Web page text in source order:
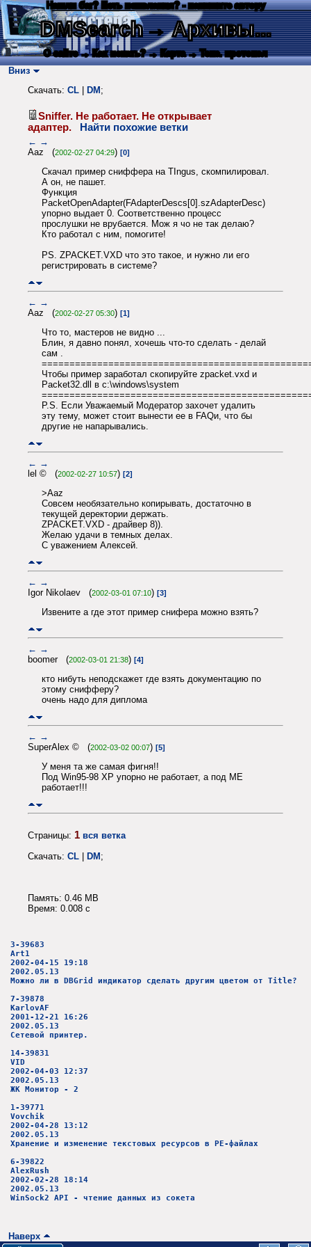
Нашли баг? Есть пожелания? - напишите автору
DMSearch→ Архивы...
О сайте → Как искать? → Карта → Текс. протокол
Вниз
Скачать: CL DM ;
Sniffer. Не работает. Не открывает
адаптер.
Найти похожие ветки
← →
Aaz (2002-02-27 04:29) [0]
Скачал пример сниффера на ТIngus, скомпилировал.
А он, не пашет.
Функция
PacketOpenAdapter(FAdapterDescs[0].szAdapterDesc)
упорно выдает 0. Соответственно процесс
прослушки не врубается. Мож я чо не так делаю?
Кто работал с ним, помогите!
PS. ZPACKET.VXD что это такое, и нужно ли его
регистрировать в системе?
← →
Aaz (2002-02-27 05:30) [1]
Что то, мастеров не видно ...
Блин, я давно понял, хочешь что-то сделать - делай
сам .
Чтобы пример заработал скопируйте zpacket.vxd и
Packet32.dll в c:\windows\system
P.S. Если Уважаемый Модератор захочет удалить
эту тему, может стоит вынести ее в FAQи, что бы
другие не напарывались.
← →
lel © (2002-02-27 10:57) [2]
>Aaz
Совсем необязательно копирывать, достаточно в
текущей деректории держать.
ZPACKET.VXD - драйвер 8)).
Желаю удачи в темных делах.
С уважением Алексей.
← →
Igor Nikolaev (2002-03-01 07:10) [3]
Извените а где этот пример снифера можно взять?
← →
boomer (2002-03-01 21:38) [4]
кто нибуть неподскажет где взять документацию по
этому снифферу?
очень надо для диплома
← →
SuperAlex © (2002-03-02 00:07) [5]
У меня та же самая фигня!!
Под Win95-98 XP упорно не работает, а под ME
работает!!!
Страницы: 1 вся ветка
Скачать: CL | DM;
Память: 0.46 MB
Время: 0.008 c
3-39683
Art1
2002-04-15 19:18
2002.05.13
Можно ли в DBGrid индикатор сделать другим цветом от Title?
7-39878
KarlovAF
2001-12-21 16:26
2002.05.13
Сетевой принтер.
14-39831
VID
2002-04-03 12:37
2002.05.13
ЖК Монитор - 2
1-39771
Vovchik
2002-04-28 13:12
2002.05.13
Хранение и изменение текстовых ресурсов в PE-файлах
6-39822
AlexRush
2002-02-28 18:14
2002.05.13
WinSock2 API - чтение данных из сокета
Наверх